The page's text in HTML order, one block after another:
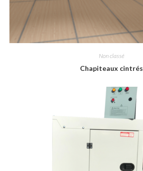
Non classé
Chapiteaux cintrés